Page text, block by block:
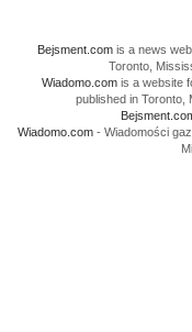
Bejsment.comis a news
Toronto,
Wiadomo.comis a website
published in Toronto,
Wiadomo.com- Wiadomości